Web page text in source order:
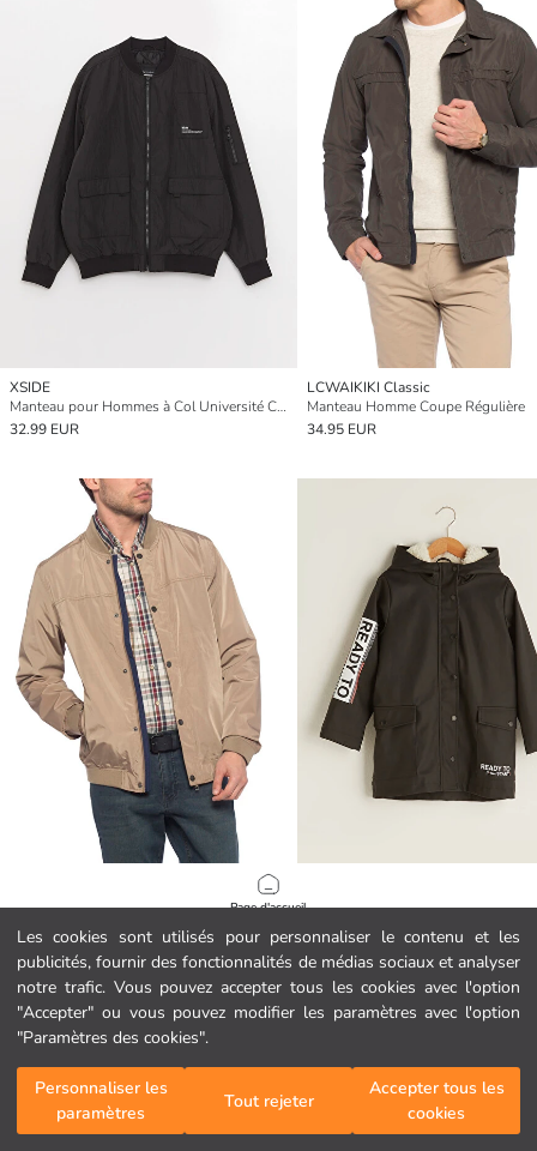
Les cookies sont utilisés pour personnaliser le contenu et les
publicités, fournir des fonctionnalités de médias sociaux et analyser
notre trafic. Vous pouvez accepter tous les cookies avec l'option
"Accepter" ou vous pouvez modifier les paramètres avec l'option
"Paramètres des cookies".
Personnaliser les
paramètres
Tout rejeter
Accepter tous les
cookies
Page d'accueil
Catégories
Mon panier
XSIDE
Manteau pour Hommes à Col Université Coupe Régulière
32.99 EUR
LCWAIKIKI Classic
Manteau Homme Coupe Régulière
34.95 EUR
Veste Homme Coupe Régulière
39.95 EUR
Imperméable Imprimé à Capuche
26.99 EUR
70